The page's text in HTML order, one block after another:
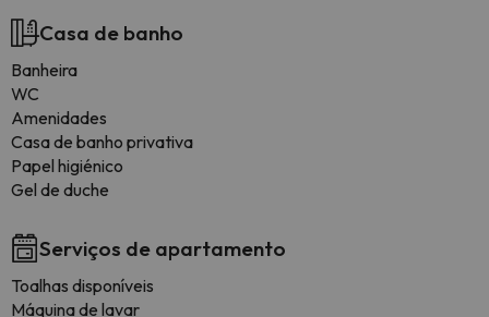
Casa de banho
Banheira
WC
Amenidades
Casa de banho privativa
Papel higiénico
Gel de duche
Serviços de apartamento
Toalhas disponíveis
Máquina de lavar